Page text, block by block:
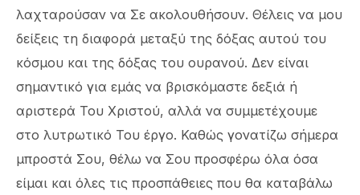
λαχταρούσαν να Σε ακολουθήσουν. Θέλεις να μου
δείξεις τη διαφορά μεταξύ της δόξας αυτού του
κόσμου και της δόξας του ουρανού. Δεν είναι
σημαντικό για εμάς να βρισκόμαστε δεξιά ή
αριστερά Του Χριστού, αλλά να συμμετέχουμε
στο λυτρωτικό Του έργο. Καθώς γονατίζω σήμερα
μπροστά Σου, θέλω να Σου προσφέρω όλα όσα
είμαι και όλες τις προσπάθειες που θα καταβάλω